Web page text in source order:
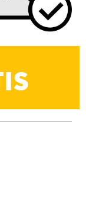
literatura"